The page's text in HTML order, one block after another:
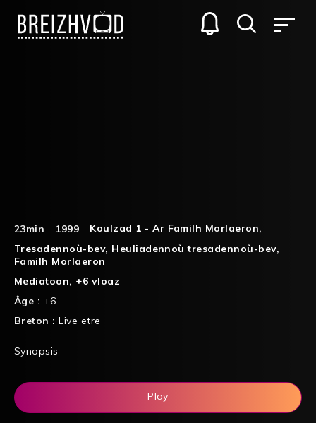
23min 1999 Koulzad 1 - Ar Familh Morlaeron,
Tresadennoù-bev, Heuliadennoù tresadennoù-bev,
Familh Morlaeron
Mediatoon, +6 vloaz
Âge : +6
Breton :Live etre
Synopsis
Play